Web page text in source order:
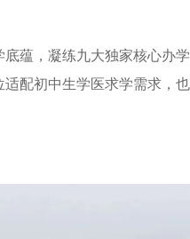
蕴，凝练九大独家核心办
配初中生学医求学需求，